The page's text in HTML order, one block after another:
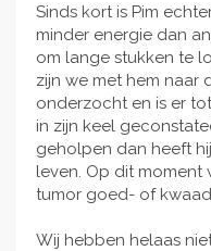
Sinds kort is Pim
minder energie dan
om lange stukken te
zijn we met hem naar
onderzocht en is er
in zijn keel
geholpen dan heeft
leven. Op dit
tumor goed- of
Wij hebben helaas